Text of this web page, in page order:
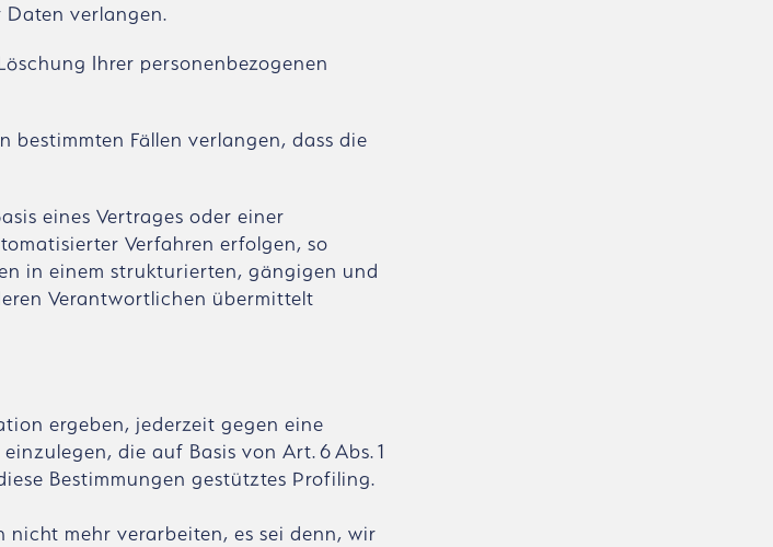
verlangen.
Ihrer personenbezogenen
bestimmten Fällen verlangen, dass die
eines Vertrages oder einer
Verfahren erfolgen, so
in einem strukturierten, gängigen und
Verantwortlichen übermittelt
ergeben, jederzeit gegen eine
die auf Basis von Art. 6 Abs. 1
Bestimmungen gestütztes Profiling.
nicht mehr verarbeiten, es sei denn, wir